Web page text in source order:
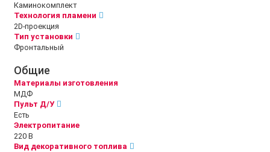
Каминокомплект
Технология пламени
2D-проекция
Тип установки
Фронтальный
Общие
Материалы изготовления
МДФ
Пульт Д/У
Есть
Электропитание
220 В
Вид декоративного топлива